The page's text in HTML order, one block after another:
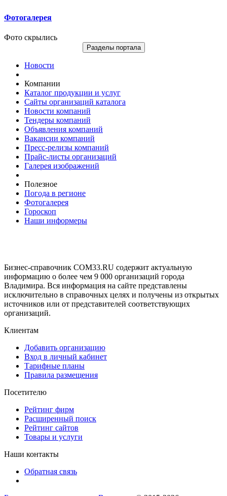
Фотогалерея
Фото скрылись
Разделы портала
Новости
Компании
Каталог продукции и услуг
Сайты организаций каталога
Новости компаний
Тендеры компаний
Объявления компаний
Вакансии компаний
Пресс-релизы компаний
Прайс-листы организаций
Галерея изображений
Полезное
Погода в регионе
Фотогалерея
Гороскоп
Наши информеры
Бизнес-справочник COM33.RU содержит актуальную
информацию о более чем 9 000 организаций города
Владимира. Вся информация на сайте представлены
исключительно в справочных целях и получены из открытых
источников или от представителей соответствующих
организаций.
Клиентам
Добавить организацию
Вход в личный кабинет
Тарифные планы
Правила размещения
Посетителю
Рейтинг фирм
Расширенный поиск
Рейтинг сайтов
Товары и услуги
Наши контакты
Обратная связь